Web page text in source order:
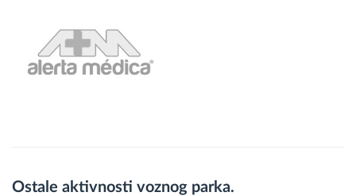
Ostale aktivnosti voznog parka.